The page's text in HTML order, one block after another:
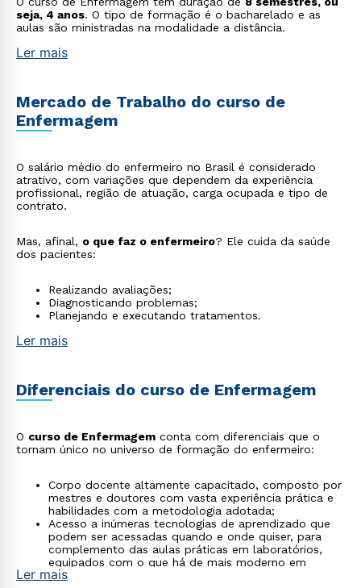
seja, 4 anos. O tipo de formação é o bacharelado e as
aulas são ministradas na modalidade a distância.
Ler mais
Mercado de Trabalho do curso de
Enfermagem
O salário médio do enfermeiro no Brasil é considerado
atrativo, com variações que dependem da experiência
profissional, região de atuação, carga ocupada e tipo de
contrato.
Mas, afinal, o que faz o enfermeiro? Ele cuida da saúde
dos pacientes:
Realizando avaliações;
Diagnosticando problemas;
Planejando e executando tratamentos.
Ler mais
Diferenciais do curso de Enfermagem
O curso de Enfermagem conta com diferenciais que o
tornam único no universo de formação do enfermeiro:
Corpo docente altamente capacitado, composto por
mestres e doutores com vasta experiência prática e
habilidades com a metodologia adotada;
Acesso a inúmeras tecnologias de aprendizado que
podem ser acessadas quando e onde quiser, para
complemento das aulas práticas em laboratórios,
equipados com o que há de mais moderno em
equipamentos;
Ler mais